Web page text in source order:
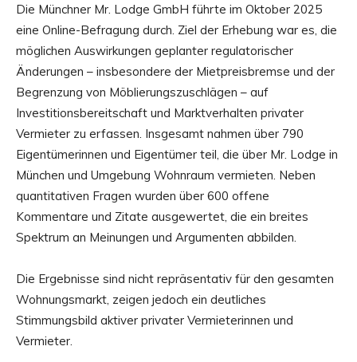
Die Münchner Mr. Lodge GmbH führte im Oktober 2025
eine Online-Befragung durch. Ziel der Erhebung war es, die
möglichen Auswirkungen geplanter regulatorischer
Änderungen – insbesondere der Mietpreisbremse und der
Begrenzung von Möblierungszuschlägen – auf
Investitionsbereitschaft und Marktverhalten privater
Vermieter zu erfassen. Insgesamt nahmen über 790
Eigentümerinnen und Eigentümer teil, die über Mr. Lodge in
München und Umgebung Wohnraum vermieten. Neben
quantitativen Fragen wurden über 600 offene
Kommentare und Zitate ausgewertet, die ein breites
Spektrum an Meinungen und Argumenten abbilden.
Die Ergebnisse sind nicht repräsentativ für den gesamten
Wohnungsmarkt, zeigen jedoch ein deutliches
Stimmungsbild aktiver privater Vermieterinnen und
Vermieter.